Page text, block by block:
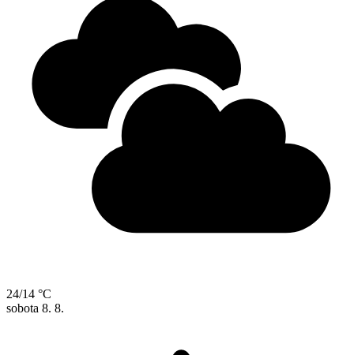
24/14 °C
sobota 8. 8.